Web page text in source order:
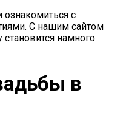
с
С нашим сайтом
намного
в